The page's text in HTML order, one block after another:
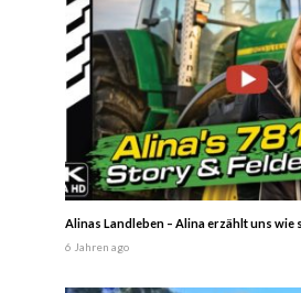
Alinas Landleben – Alina erzählt uns wie
6 Jahren ago